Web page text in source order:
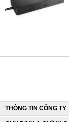
THÔNG TIN CÔNG TY